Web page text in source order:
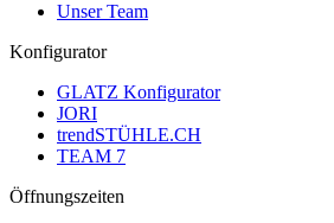
Unser Team
Konfigurator
GLATZ Konfigurator
JORI
trendSTÜHLE.CH
TEAM 7
Öffnungszeiten